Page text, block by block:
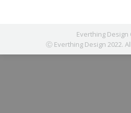
Everthing Design
Ⓒ Everthing Design 2022.